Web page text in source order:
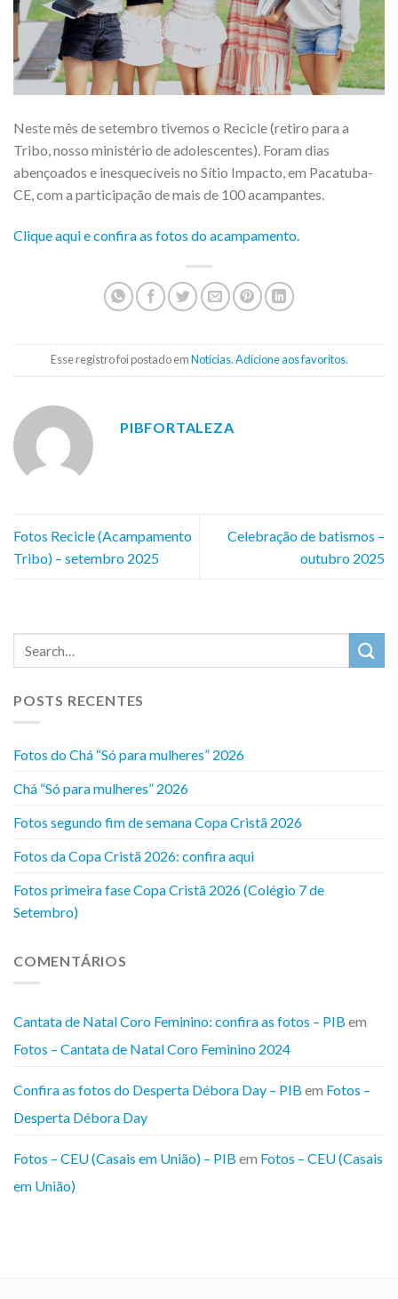
Neste mês de setembro tivemos o Recicle (retiro para a
Tribo, nosso ministério de adolescentes). Foram dias
abençoados e inesquecíveis no Sítio Impacto, em Pacatuba-
CE, com a participação de mais de 100 acampantes.
Clique aqui e confira as fotos do acampamento.
Esse registro foi postado emNotícias.Adicione aos favoritos.
PIBFORTALEZA
Fotos Recicle (Acampamento
Tribo) – setembro 2025
Celebração de batismos –
outubro 2025
POSTS RECENTES
Fotos do Chá “Só para mulheres” 2026
Chá “Só para mulheres” 2026
Fotos segundo fim de semana Copa Cristã 2026
Fotos da Copa Cristã 2026: confira aqui
Fotos primeira fase Copa Cristã 2026 (Colégio 7 de
Setembro)
COMENTÁRIOS
Cantata de Natal Coro Feminino: confira as fotos – PIB em
Fotos – Cantata de Natal Coro Feminino 2024
Confira as fotos do Desperta Débora Day – PIB em Fotos –
Desperta Débora Day
Fotos – CEU (Casais em União) – PIB em Fotos – CEU (Casais
em União)